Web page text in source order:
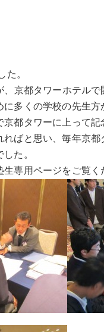
。
、京都タワーホテル
多くの学校の先生方
都タワーに上って記
ばと思い、毎年京都
た。
専用ページをご覧く